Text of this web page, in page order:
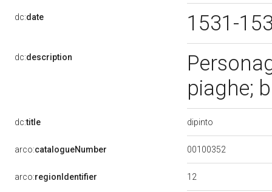
dc:date 1531-
dc:description
piaghe;
dc:title dipinto
arco:catalogueNumber 00100352
arco:regionIdentifier 12